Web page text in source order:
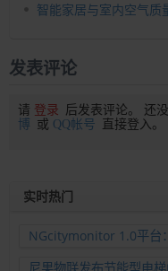
智能家居与室内空气质
发表评论
请 登录 后发表评论。 还
博 或 QQ帐号 直接登入。
实时热门
NGcitymonitor 1.0平台
准运维新范式